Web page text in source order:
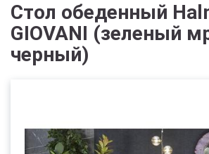
Стол обеденный
GIOVANI (зеленый
черный)